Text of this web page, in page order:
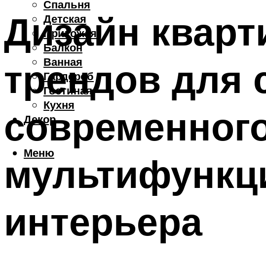
Спальня
Детская
Прихожая
Балкон
Ванная
Гардероб
Гостиная
Кухня
Декор
Меню
Дизайн
трендов для
интерьера